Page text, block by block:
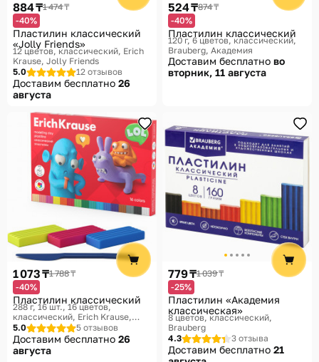
884 ₸1 474 ₸
-40%
Пластилин классический
«Jolly Friends»
12 цветов, классический Erich
Krause, Jolly Friends
5.0
12 отзывов
Доставим бесплатно 26
августа
524 ₸874 ₸
-40%
Пластилин классический
120 г, 6 цветов, классический
Brauberg, Академия
Доставим бесплатно во
вторник, 11 августа
1 073 ₸1 788 ₸
-40%
Пластилин классический
288 г, 16 шт., 16 цветов,
классический Erich Krause,
Jolly Friends
5.0 5 отзывов
Доставим бесплатно 26
августа
779 ₸1 039 ₸
-25%
Пластилин «Академия
классическая»
8 цветов, классический
Brauberg
4.3
3 отзыва
Доставим бесплатно 21